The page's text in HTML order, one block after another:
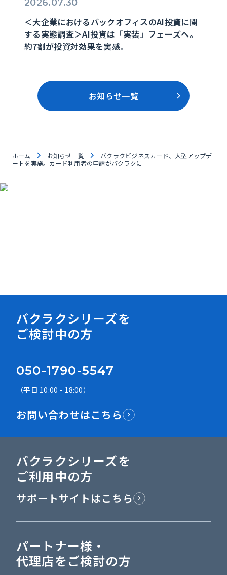
2026.07.30
＜大企業におけるバックオフィスのAI投資に関
する実態調査＞AI投資は「実装」フェーズへ。
約7割が投資対効果を実感。
お知らせ一覧
ホーム お知らせ一覧
バクラクビジネスカード、大型アップデ
ートを実施。カード利用者の申請がバクラクに
バクラクシリーズを
ご検討中の方
050-1790-5547
（平日 10:00 - 18:00）
お問い合わせはこちら
バクラクシリーズを
ご利用中の方
サポートサイトはこちら
パートナー様・
代理店をご検討の方